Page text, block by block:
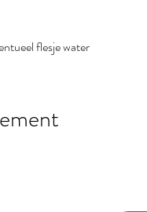
flesje water